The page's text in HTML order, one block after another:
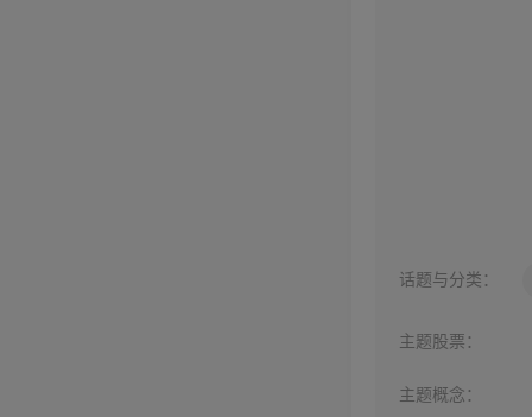
话题与分类：
主题股票：
主题概念：